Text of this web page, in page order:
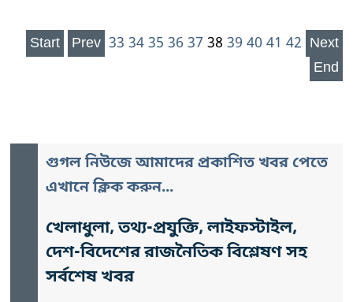
Start Prev 33 34 35 36 37 38 39 40 41 42 Next
End
গুগল নিউজে আমাদের প্রকাশিত খবর পেতে
এখানে ক্লিক করুন...
খেলাধুলা, তথ্য-প্রযুক্তি, লাইফস্টাইল,
দেশ-বিদেশের রাজনৈতিক বিশ্লেষণ সহ
সর্বশেষ খবর